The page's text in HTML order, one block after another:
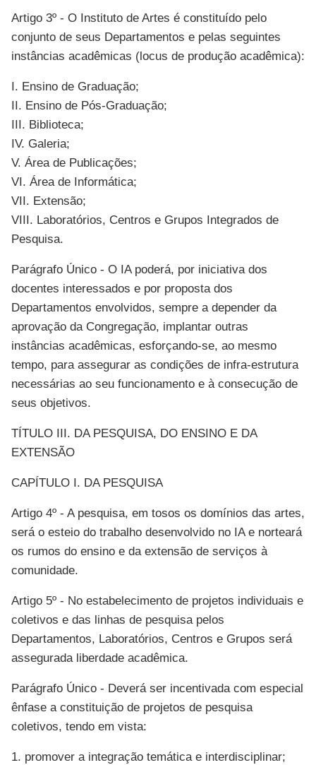
Artigo 3º - O Instituto de Artes é constituído pelo
conjunto de seus Departamentos e pelas seguintes
instâncias acadêmicas (locus de produção acadêmica):
I. Ensino de Graduação;
II. Ensino de Pós-Graduação;
III. Biblioteca;
IV. Galeria;
V. Área de Publicações;
VI. Área de Informática;
VII. Extensão;
VIII. Laboratórios, Centros e Grupos Integrados de
Pesquisa.
Parágrafo Único - O IA poderá, por iniciativa dos
docentes interessados e por proposta dos
Departamentos envolvidos, sempre a depender da
aprovação da Congregação, implantar outras
instâncias acadêmicas, esforçando-se, ao mesmo
tempo, para assegurar as condições de infra-estrutura
necessárias ao seu funcionamento e à consecução de
seus objetivos.
TÍTULO III. DA PESQUISA, DO ENSINO E DA
EXTENSÃO
CAPÍTULO I. DA PESQUISA
Artigo 4º - A pesquisa, em tosos os domínios das artes,
será o esteio do trabalho desenvolvido no IA e norteará
os rumos do ensino e da extensão de serviços à
comunidade.
Artigo 5º - No estabelecimento de projetos individuais e
coletivos e das linhas de pesquisa pelos
Departamentos, Laboratórios, Centros e Grupos será
assegurada liberdade acadêmica.
Parágrafo Único - Deverá ser incentivada com especial
ênfase a constituição de projetos de pesquisa
coletivos, tendo em vista:
1. promover a integração temática e interdisciplinar;